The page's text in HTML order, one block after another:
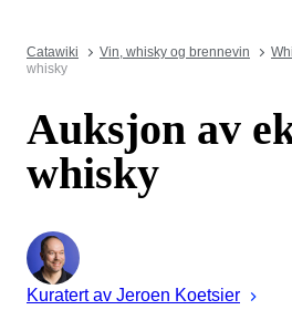
Catawiki Vin, whisky og brennevin
whisky
Auksjon av
whisky
Kuratert av Jeroen Koetsier